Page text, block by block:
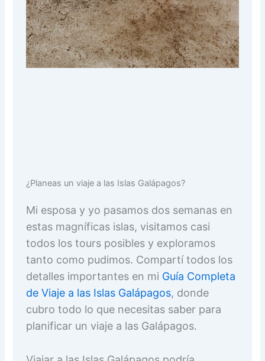
¿Planeas un viaje a las Islas Galápagos?
Mi esposa y yo pasamos dos semanas en
estas magníficas islas, visitamos casi
todos los tours posibles y exploramos
tanto como pudimos. Compartí todos los
detalles importantes en mi Guía Completa
de Viaje a las Islas Galápagos, donde
cubro todo lo que necesitas saber para
planificar un viaje a las Galápagos.